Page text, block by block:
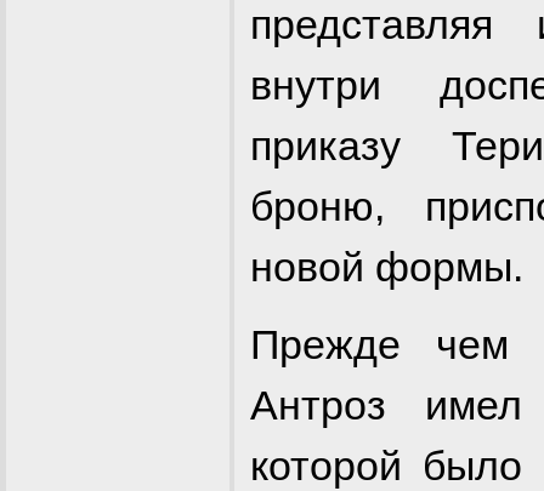
внутри
приказу
броню,
новой формы.
Прежде чем
Антроз
которой